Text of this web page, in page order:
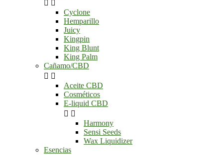
 
Cyclone
Hemparillo
Juicy
Kingpin
King Blunt
King Palm
Cañamo/CBD
 
Aceite CBD
Cosméticos
E-liquid CBD
 
Harmony
Sensi Seeds
Wax Liquidizer
Esencias